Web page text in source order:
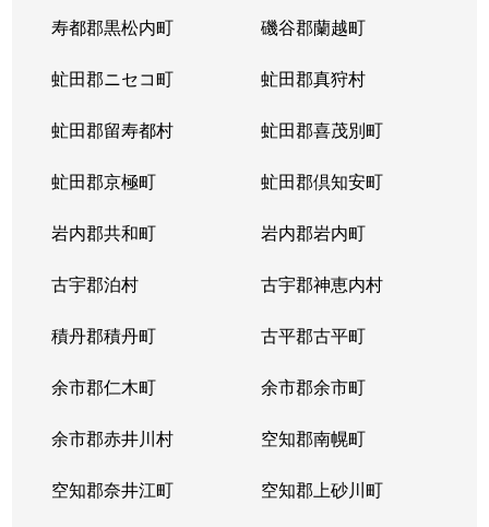
寿都郡黒松内町 磯谷郡蘭越町
虻田郡ニセコ町 虻田郡真狩村
虻田郡留寿都村 虻田郡喜茂別町
虻田郡京極町 虻田郡倶知安町
岩内郡共和町 岩内郡岩内町
古宇郡泊村 古宇郡神恵内村
積丹郡積丹町 古平郡古平町
余市郡仁木町 余市郡余市町
余市郡赤井川村 空知郡南幌町
空知郡奈井江町 空知郡上砂川町